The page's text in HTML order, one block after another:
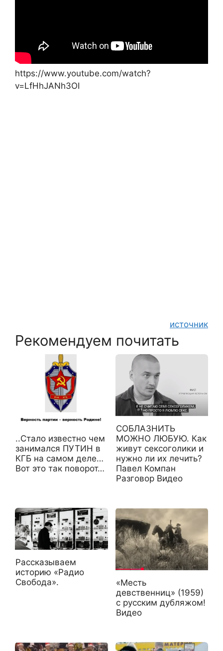
https://www.youtube.com/watch?
v=LfHhJANh3OI
источник
Рекомендуем почитать
..Стало известно чем
занимался ПУТИН в
КГБ на самом деле…
Вот это так поворот…
СОБЛАЗНИТЬ
МОЖНО ЛЮБУЮ. Как
живут сексоголики и
нужно ли их лечить?
Павел Компан
Разговор Видео
Рассказываем
историю «Радио
Свобода».
«Месть
девственниц» (1959)
с русским дубляжом!
Видео